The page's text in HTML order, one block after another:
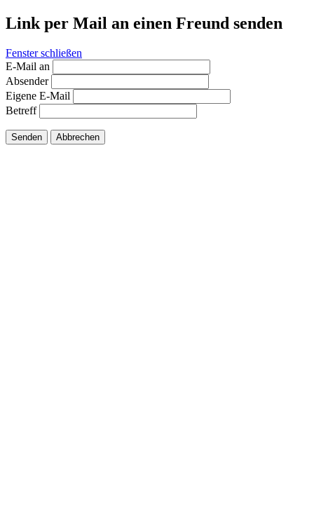
Link per Mail an einen Freund senden
Fenster schließen
E-Mail an
Absender
Eigene E-Mail
Betreff
Senden Abbrechen